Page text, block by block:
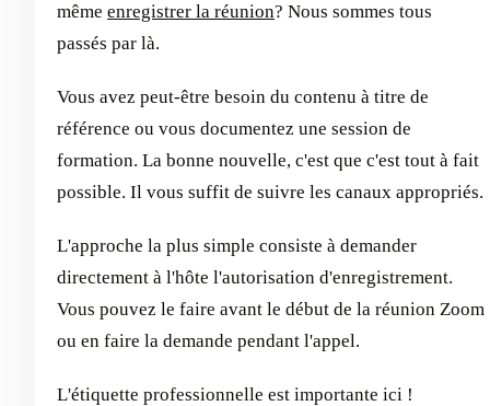
même enregistrer la réunion? Nous sommes tous
passés par là.
Vous avez peut-être besoin du contenu à titre de
référence ou vous documentez une session de
formation. La bonne nouvelle, c'est que c'est tout à fait
possible. Il vous suffit de suivre les canaux appropriés.
L'approche la plus simple consiste à demander
directement à l'hôte l'autorisation d'enregistrement.
Vous pouvez le faire avant le début de la réunion Zoom
ou en faire la demande pendant l'appel.
L'étiquette professionnelle est importante ici !